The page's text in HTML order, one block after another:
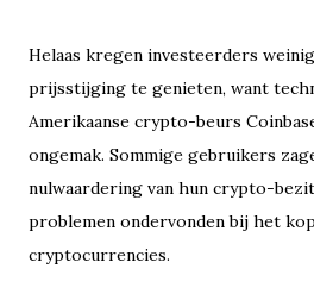
Helaas kregen investeerders
prijsstijging te genieten, want
Amerikaanse crypto-beurs
ongemak. Sommige gebruikers
nulwaardering van hun crypto-
problemen ondervonden bij het
cryptocurrencies.